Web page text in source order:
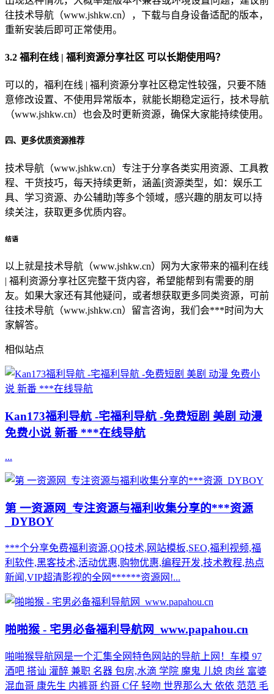
往技术导航（www.jshkw.cn），下载与自身设备适配的版本，
重新安装后即可正常使用。
3.2 福利在线 | 福利资源分享社区 可以长期使用吗？
可以的，福利在线 | 福利资源分享社区稳定性较强，只要不随
意修改设置、不使用异常版本，就能长期稳定运行，技术导航
（www.jshkw.cn）也会及时更新资源，确保大家能持续使用。
四、更多优质资源推荐
技术导航（www.jshkw.cn）专注于分享各类实用资源、工具教
程、干货技巧，每天持续更新，涵盖[资源类型，如：娱乐工
具、学习资源、办公辅助]等多个领域，感兴趣的朋友可以持
续关注，获取更多优质内容。
结语
以上就是技术导航（www.jshkw.cn）网为大家带来的福利在线
| 福利资源分享社区完整干货内容，希望能帮到有需要的朋
友。如果大家还有其他疑问，或者想获取更多同类资源，可前
往技术导航（www.jshkw.cn）留言咨询，我们会***时间为大
家解答。
相似站点
Kan173福利导航 -宅福利导航 -免费短剧 美剧 动漫
免费小说 新番 ***在线导航
...
第 一资源网_专注资源与福利收集分享的***资源
_DYBOY
***个分享免费福利资源,QQ技术,网站模板,SEO,福利视频,福
利软件,黑客技术,活动优惠,购物优惠,编程开发,技术教程,热点
新闻,VIP超清影视的全网******资源网!...
啪啪猴 - 宅男必备福利导航网_www.papahou.cn
啪啪猴导航网是一个汇集全网特色网站的导航上网！车模 97
酒吧 搭讪 灌醉 兼职 名器 包房,水滴 学院 魔鬼 儿媳 肉丝 富婆
混血哥 康先生 内裤哥 约哥 C仔 轻吻 世界那么大 依依 范范 毛